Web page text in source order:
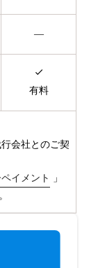
—
有料
会社とのご契
イメント
」